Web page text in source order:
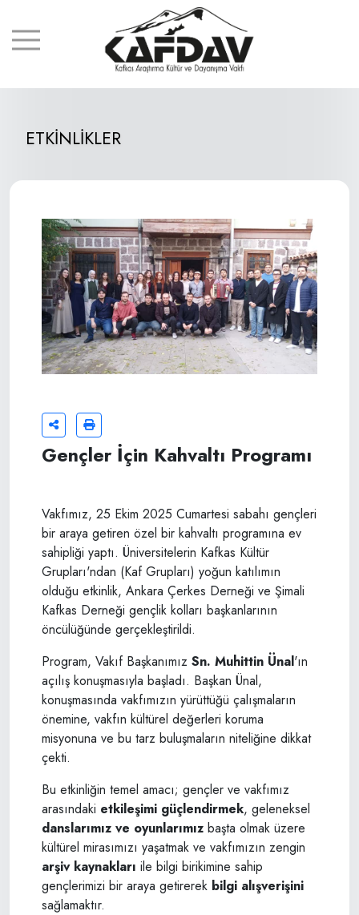
ETKİNLİKLER
Gençler İçin Kahvaltı Programı
Vakfımız, 25 Ekim 2025 Cumartesi sabahı gençleri
bir araya getiren özel bir kahvaltı programına ev
sahipliği yaptı. Üniversitelerin Kafkas Kültür
Grupları'ndan (Kaf Grupları) yoğun katılımın
olduğu etkinlik, Ankara Çerkes Derneği ve Şimali
Kafkas Derneği gençlik kolları başkanlarının
öncülüğünde gerçekleştirildi.
Program, Vakıf Başkanımız Sn. Muhittin Ünal'ın
açılış konuşmasıyla başladı. Başkan Ünal,
konuşmasında vakfımızın yürüttüğü çalışmaların
önemine, vakfın kültürel değerleri koruma
misyonuna ve bu tarz buluşmaların niteliğine dikkat
çekti.
Bu etkinliğin temel amacı; gençler ve vakfımız
arasındaki etkileşimi güçlendirmek, geleneksel
danslarımız ve oyunlarımız başta olmak üzere
kültürel mirasımızı yaşatmak ve vakfımızın zengin
arşiv kaynakları ile bilgi birikimine sahip
gençlerimizi bir araya getirerek bilgi alışverişini
sağlamaktır.